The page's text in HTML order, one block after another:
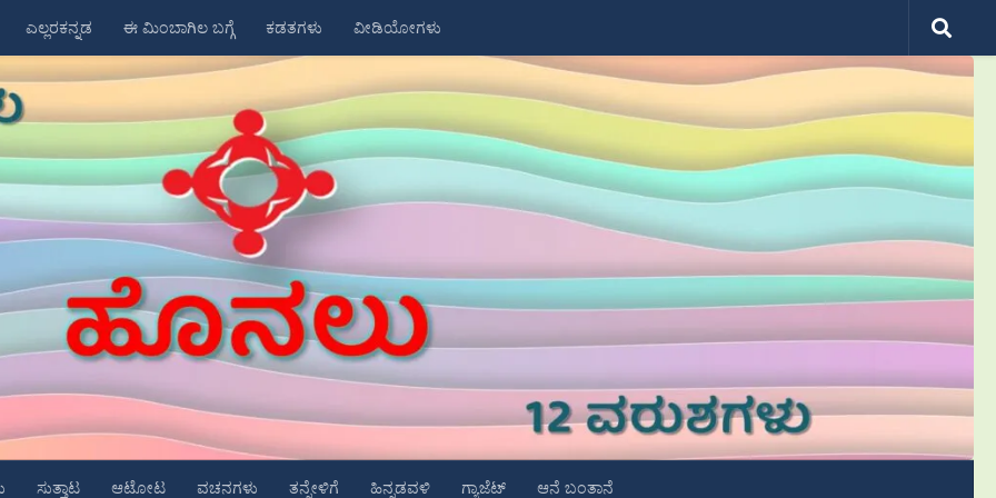
ಎಲ್ಲರಕನ್ನಡ ಈ ಮಿಂಬಾಗಿಲ ಬಗ್ಗೆ ಕಡತಗಳು ವೀಡಿಯೋಗಳು
ಸುತ್ತಾಟ ಆಟೋಟ ವಚನಗಳು ತನ್ನೇಳಿಗೆ ಹಿನ್ನಡವಳಿ ಗ್ಯಾಜೆಟ್ ಆನೆ ಬಂತಾನೆ